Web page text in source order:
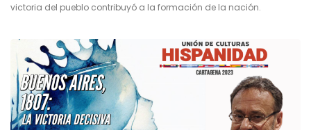
victoria del pueblo contribuyó a la formación de la nación.